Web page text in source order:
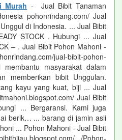
Murah - Jual Bibit Tanaman
pohonrindang.com/ Jual
di Indonesia. ... Jual Bibit
STOCK . Hubungi ... Jual
– . Jual Bibit Pohon Mahoni -
jual-bibit-pohon-
masyarakat dalam
memberikan bibit Unggulan.
kayu yang kuat, biji ... Jual
Jual Bibit
... Bergaransi. Kami juga
berik… ... barang di jamin asli
... Pohon Mahoni - Jual Bibit